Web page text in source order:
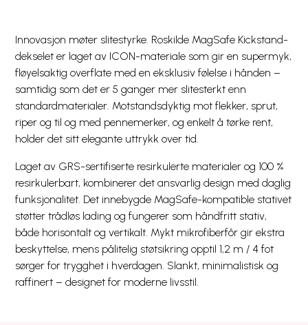
Innovasjon møter slitestyrke. Roskilde MagSafe Kickstand-
dekselet er laget av ICON-materiale som gir en supermyk,
fløyelsaktig overflate med en eksklusiv følelse i hånden –
samtidig som det er 5 ganger mer slitesterkt enn
standardmaterialer. Motstandsdyktig mot flekker, sprut,
riper og til og med pennemerker, og enkelt å tørke rent,
holder det sitt elegante uttrykk over tid.
Laget av GRS-sertifiserte resirkulerte materialer og 100 %
resirkulerbart, kombinerer det ansvarlig design med daglig
funksjonalitet. Det innebygde MagSafe-kompatible stativet
støtter trådløs lading og fungerer som håndfritt stativ,
både horisontalt og vertikalt. Mykt mikrofiberfôr gir ekstra
beskyttelse, mens pålitelig støtsikring opptil 1,2 m / 4 fot
sørger for trygghet i hverdagen. Slankt, minimalistisk og
raffinert – designet for moderne livsstil.